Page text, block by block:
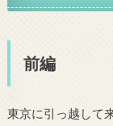
前編
東京に引っ越して